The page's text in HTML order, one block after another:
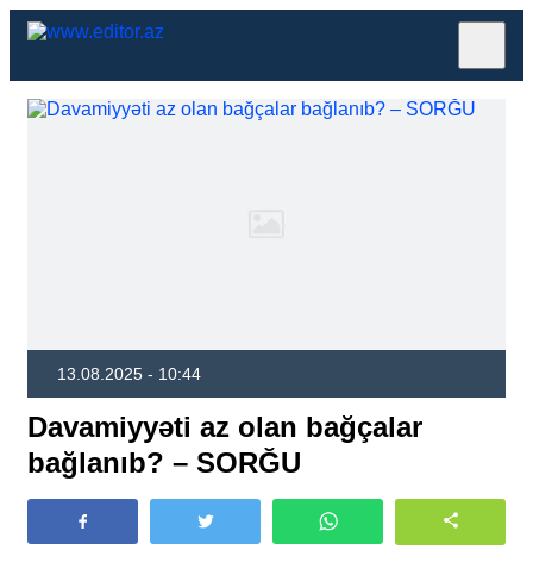
13.08.2025 - 10:44
Davamiyyəti az olan bağçalar
bağlanıb? – SORĞU